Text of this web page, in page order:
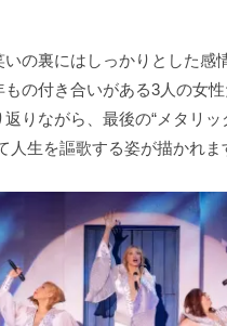
いの裏にはしっかりとした感
もの付き合いがある3人の女
返りながら、最後の“メタリ
人生を謳歌する姿が描かれま